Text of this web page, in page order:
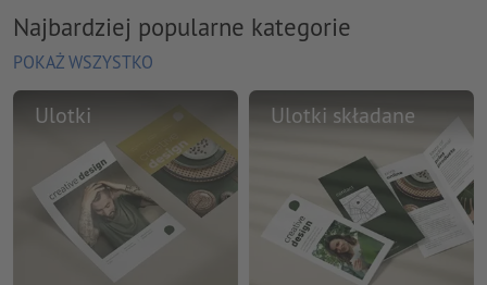
Najbardziej popularne kategorie
POKAŻ WSZYSTKO
Ulotki Ulotki składane